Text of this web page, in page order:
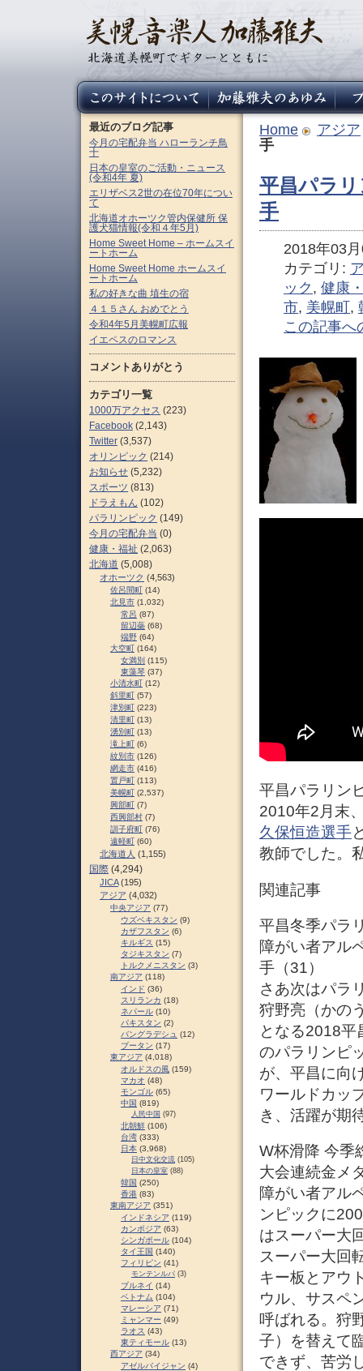
Home
アジア
手
平昌パラ
手
2018年03
カテゴリ:
ック , 健康
市, 美幌町 ,
この記事へ
平昌パラリン
2010年2月末
久保恒造選手
教師でした。
関連記事
平昌冬季パラ
障がい者アル
手（31）
さあ次はパラ
狩野亮（かの
となる2018平
のパラリンピ
が、平昌に向
ワールドカッ
き、活躍が期
W杯滑降 今季
大会連続金メ
障がい者アル
ンピックに
はスーパー大
スーパー大回
キー板とアウ
ウル、サスペ
呼ばれる。狩
子）を替えて
できず、苦労
最近のブログ記事
今月の宅配弁当 ハローランチ鳥
十
日本の皇室のご活動・ニュース
(令和4年 夏)
エリザベス2世の在位70年につい
て
北海道オホーツク管内保健所 保
護犬猫情報(令和４年5月)
Home Sweet Home – ホームスイ
ートホーム
Home Sweet Home ホームスイ
ートホーム
私の好きな曲 埴生の宿
４１５さん おめでとう
令和4年5月美幌町広報
イエペスのロマンス
コメントありがとう
カテゴリ一覧
1000万アクセス (223)
Facebook (2,143)
Twitter (3,537)
オリンピック (214)
お知らせ (5,232)
スポーツ (813)
ドラえもん (102)
パラリンピック (149)
今月の宅配弁当 (0)
健康・福祉 (2,063)
北海道 (5,008)
オホーツク (4,563)
佐呂間町 (14)
北見市 (1,032)
常呂 (87)
留辺蘂 (68)
端野 (64)
大空町 (164)
女満別 (115)
東藻琴 (37)
小清水町 (12)
斜里町 (57)
津別町 (223)
清里町 (13)
湧別町 (13)
滝上町 (6)
紋別市 (126)
網走市 (416)
置戸町 (113)
美幌町 (2,537)
興部町 (7)
西興部村 (7)
訓子府町 (76)
遠軽町 (60)
北海道人 (1,155)
国際 (4,294)
JICA(195)
アジア (4,032)
中央アジア (77)
ウズベキスタン (9)
カザフスタン (6)
キルギス (15)
タジキスタン (7)
トルクメニスタン (3)
南アジア (118)
インド (36)
スリランカ (18)
ネパール (10)
パキスタン (2)
バングラデシュ (12)
ブータン (17)
東アジア (4,018)
オルドスの風 (159)
マカオ (48)
モンゴル (65)
中国 (819)
人民中国 (97)
北朝鮮 (106)
台湾 (333)
日本 (3,968)
日中文化交流 (105)
日本の皇室 (88)
韓国 (250)
香港 (83)
東南アジア (351)
インドネシア (119)
カンボジア (63)
シンガポール (104)
タイ王国 (140)
フィリピン (41)
モンテンルパ (3)
ブルネイ (14)
ベトナム (104)
マレーシア (71)
ミャンマー (49)
ラオス (43)
東ティモール (13)
西アジア (34)
アゼルバイジャン (4)